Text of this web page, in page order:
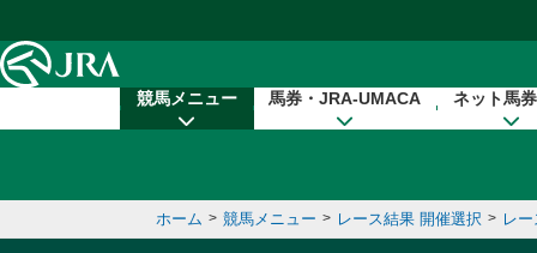
競馬メニュー 馬券・JRA-UMACA ネット馬
ホーム > 競馬メニュー > レース結果 開催選択 > レ